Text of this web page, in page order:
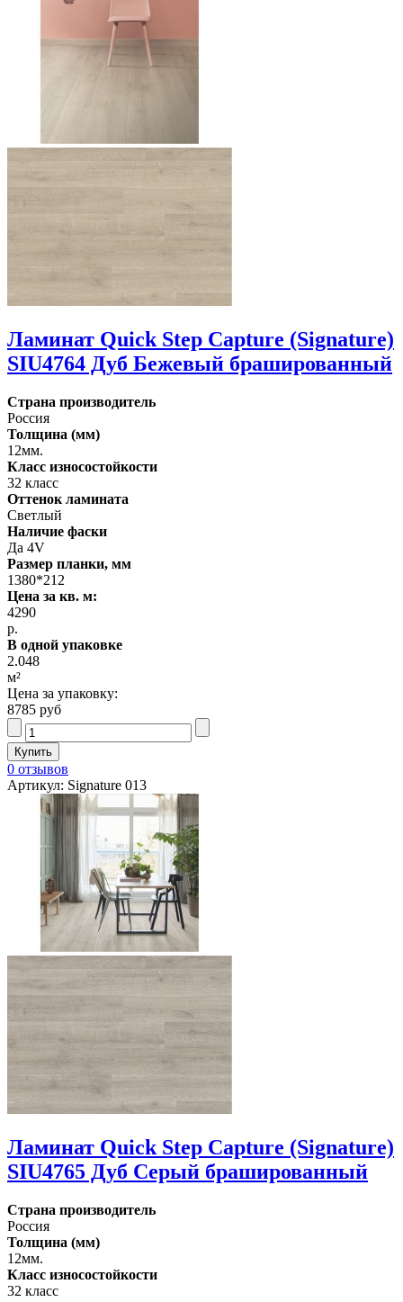
Ламинат Quick Step Capture (Signature)
SIU4764 Дуб Бежевый брашированный
Страна производитель
Россия
Толщина (мм)
12мм.
Класс износостойкости
32 класс
Оттенок ламината
Светлый
Наличие фаски
Да 4V
Размер планки, мм
1380*212
Цена за кв. м:
4290
р.
В одной упаковке
2.048
м²
Цена за упаковку:
8785 руб
0 отзывов
Артикул: Signature 013
Ламинат Quick Step Capture (Signature)
SIU4765 Дуб Серый брашированный
Страна производитель
Россия
Толщина (мм)
12мм.
Класс износостойкости
32 класс